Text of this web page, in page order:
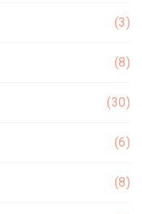
(3)
(8)
(30)
(6)
(8)